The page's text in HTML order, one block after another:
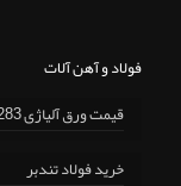
فولاد و آهن آلات
قیمت ورق آلیاژی A283
خرید فولاد تندبر